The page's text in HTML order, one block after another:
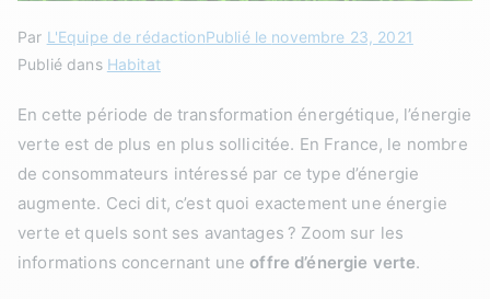
Par L'Equipe de rédactionPublié le novembre 23, 2021
Publié dans Habitat
En cette période de transformation énergétique, l’énergie
verte est de plus en plus sollicitée. En France, le nombre
de consommateurs intéressé par ce type d’énergie
augmente. Ceci dit, c’est quoi exactement une énergie
verte et quels sont ses avantages ? Zoom sur les
informations concernant uneoffre d’énergie verte.